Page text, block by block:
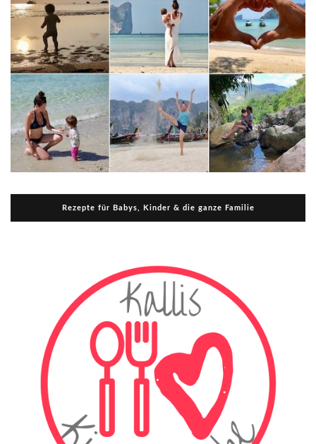
Rezepte für Babys, Kinder & die ganze Familie